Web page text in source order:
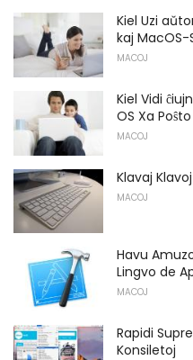
Kiel Uzi
kaj MacOS-
MACOJ
Kiel Vidi
OS Xa Poŝto
MACOJ
Klavaj
MACOJ
Havu
Lingvo de
MACOJ
Rapidi
Konsiletoj